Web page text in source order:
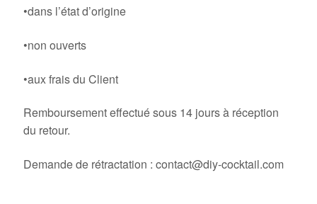
•dans l’état d’origine
•non ouverts
•aux frais du Client
Remboursement effectué sous 14 jours à réception
du retour.
Demande de rétractation : contact@diy-cocktail.com